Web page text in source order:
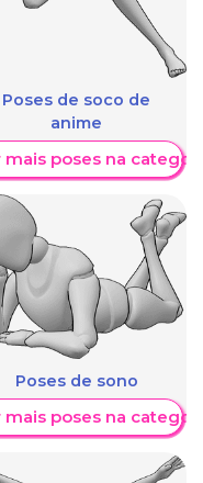
Poses de soco de
anime
mais poses na
Poses de sono
mais poses na